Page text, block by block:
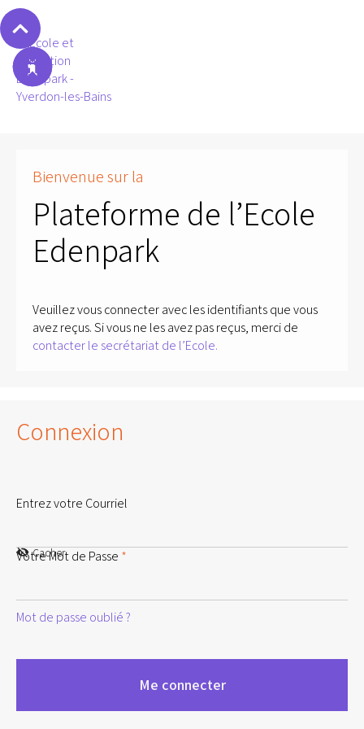
Bienvenue sur la
Plateforme de l’Ecole
Edenpark
Veuillez vous connecter avec les identifiants que vous
avez reçus. Si vous ne les avez pas reçus, merci de
contacter le secrétariat de l’Ecole.
Connexion
Entrez votre Courriel
Votre Mot de Passe *
Cacher
Mot de passe oublié ?